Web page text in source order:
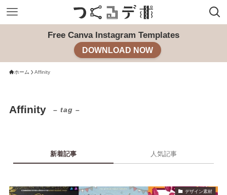
Free Canva Instagram Templates
DOWNLOAD NOW
ホーム Affinity
Affinity – tag –
新着記事 人気記事
デザイン素材